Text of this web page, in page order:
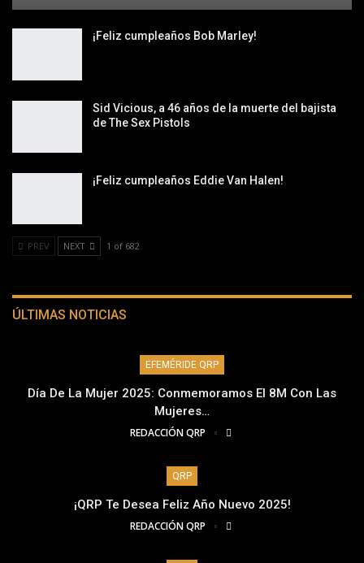
¡Feliz cumpleaños Bob Marley!
Sid Vicious, a 46 años de la muerte del bajista
de The Sex Pistols
¡Feliz cumpleaños Eddie Van Halen!
PREV NEXT 1 of 682
ÚLTIMAS NOTICIAS
EFEMÉRIDE QRP
Día De La Mujer 2025: Conmemoramos El 8M Con Las
Mujeres…
REDACCIÓN QRP
QRP
¡QRP Te Desea Feliz Año Nuevo 2025!
REDACCIÓN QRP